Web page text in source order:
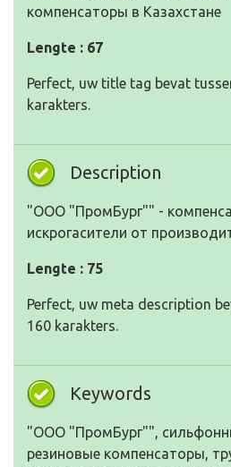
компенсаторы в Казахстане
Lengte : 67
Perfect, uw title tag bevat
karakters.
Description
"ООО "ПромБург"" -
искрогасители от
Lengte : 75
Perfect, uw meta description
160 karakters.
Keywords
"ООО "ПромБург"",
резиновые компенсаторы,